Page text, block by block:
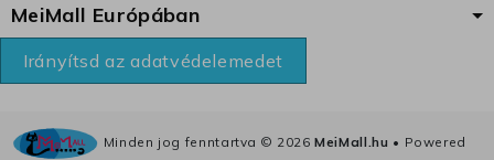
MeiMall Európában
Irányítsd az adatvédelemedet
Minden jog fenntartva © 2026MeiMall.hu • Powered